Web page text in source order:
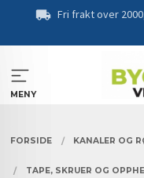
Fri frakt over
MENY
FORSIDE KANALER OG
TAPE, SKRUER OG